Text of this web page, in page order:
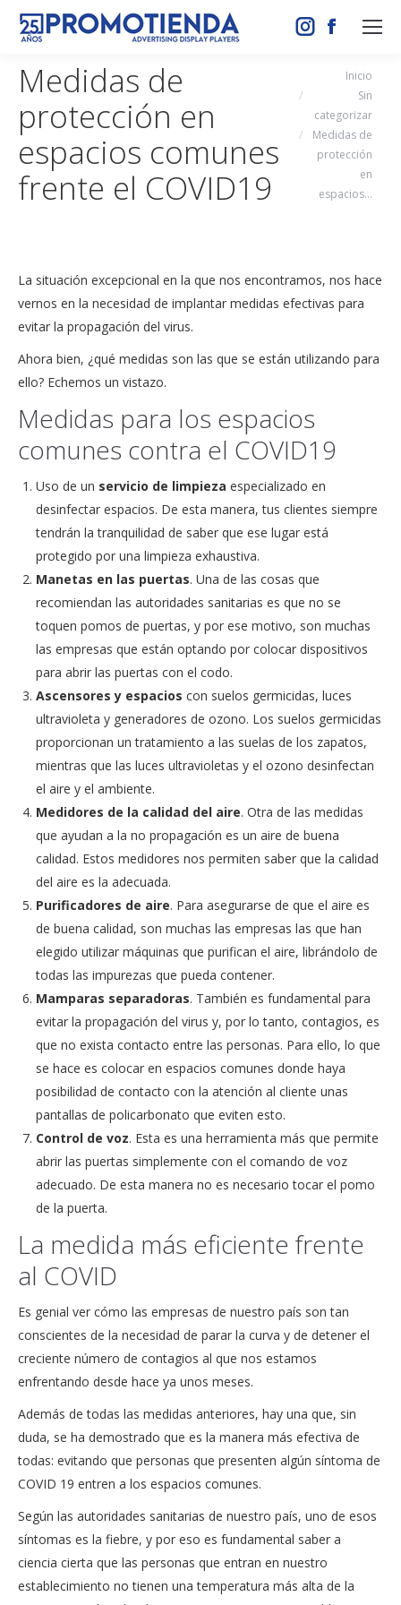
Instagram
new
window
Facebook
opens
new
window
Medidas de
protección en
espacios comunes
frente el COVID19
Inicio
Sin
categorizar
Medidas de
protección
en
espacios…
La situación excepcional en la que nos encontramos, nos hace
vernos en la necesidad de implantar medidas efectivas para
evitar la propagación del virus.
Ahora bien, ¿qué medidas son las que se están utilizando para
ello? Echemos un vistazo.
Medidas para los espacios
comunes contra el COVID19
Uso de un servicio de limpieza especializado en
desinfectar espacios. De esta manera, tus clientes siempre
tendrán la tranquilidad de saber que ese lugar está
protegido por una limpieza exhaustiva.
Manetas en las puertas. Una de las cosas que
recomiendan las autoridades sanitarias es que no se
toquen pomos de puertas, y por ese motivo, son muchas
las empresas que están optando por colocar dispositivos
para abrir las puertas con el codo.
Ascensores y espacios con suelos germicidas, luces
ultravioleta y generadores de ozono. Los suelos germicidas
proporcionan un tratamiento a las suelas de los zapatos,
mientras que las luces ultravioletas y el ozono desinfectan
el aire y el ambiente.
Medidores de la calidad del aire. Otra de las medidas
que ayudan a la no propagación es un aire de buena
calidad. Estos medidores nos permiten saber que la calidad
del aire es la adecuada.
Purificadores de aire. Para asegurarse de que el aire es
de buena calidad, son muchas las empresas las que han
elegido utilizar máquinas que purifican el aire, librándolo de
todas las impurezas que pueda contener.
Mamparas separadoras. También es fundamental para
evitar la propagación del virus y, por lo tanto, contagios, es
que no exista contacto entre las personas. Para ello, lo que
se hace es colocar en espacios comunes donde haya
posibilidad de contacto con la atención al cliente unas
pantallas de policarbonato que eviten esto.
Control de voz. Esta es una herramienta más que permite
abrir las puertas simplemente con el comando de voz
adecuado. De esta manera no es necesario tocar el pomo
de la puerta.
La medida más eficiente frente
al COVID
Es genial ver cómo las empresas de nuestro país son tan
conscientes de la necesidad de parar la curva y de detener el
creciente número de contagios al que nos estamos
enfrentando desde hace ya unos meses.
Además de todas las medidas anteriores, hay una que, sin
duda, se ha demostrado que es la manera más efectiva de
todas: evitando que personas que presenten algún síntoma de
COVID 19 entren a los espacios comunes.
Según las autoridades sanitarias de nuestro país, uno de esos
síntomas es la fiebre, y por eso es fundamental saber a
ciencia cierta que las personas que entran en nuestro
establecimiento no tienen una temperatura más alta de la